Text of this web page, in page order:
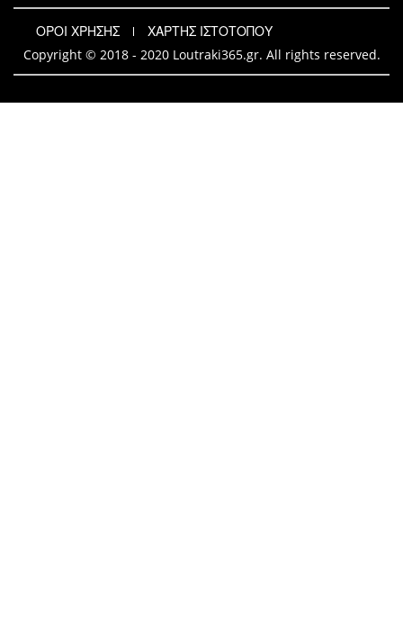
ΟΡΟΙ ΧΡΗΣΗΣ
ΧΑΡΤΗΣ ΙΣΤΟΤΟΠΟΥ
Copyright © 2018 - 2020 Loutraki365.gr. All rights reserved.